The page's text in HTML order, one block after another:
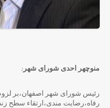
منوچهر احدی شورای شهر:
رئیس شورای شهر اصفهان،بر
رفاه،رضایت مندی،ارتقاء سطح